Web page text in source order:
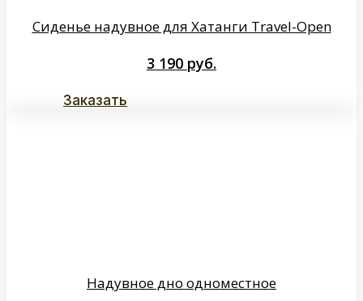
Сиденье надувное для Хатанги Travel-Open
3 190 руб.
Заказать
Надувное дно одноместное